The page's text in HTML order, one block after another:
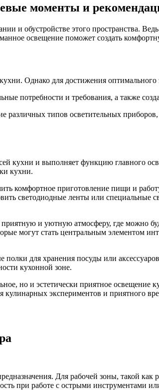
моменты и
и обустройстве этого пространства.
освещение поможет создать
Однако для достижения оптимального
потребности и требования, а также
различных типов осветительных
кухни и выполняет функцию главного
кухни.
комфортное приготовление пищи и
светодиодные ленты или
приятную и уютную атмосферу, где можно
могут стать центральным элементом
для хранения посуды или
кухонной зоне.
но и эстетически приятное
экспериментов и приятного
Для рабочей зоны, такой
при работе с острыми инструментами